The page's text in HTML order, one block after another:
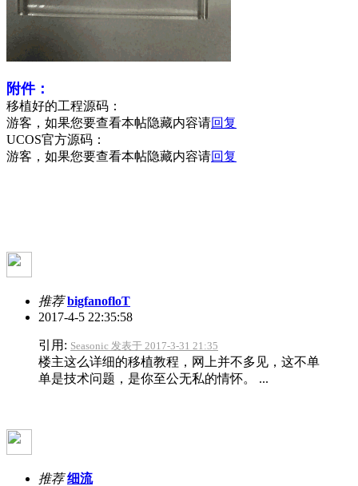
附件：
移植好的工程源码：
游客，如果您要查看本帖隐藏内容请回复
UCOS官方源码：
游客，如果您要查看本帖隐藏内容请回复
推荐bigfanofloT
2017-4-5 22:35:58
引用: Seasonic 发表于 2017-3-31 21:35
楼主这么详细的移植教程，网上并不多见，这不单
单是技术问题，是你至公无私的情怀。 ...
推荐细流